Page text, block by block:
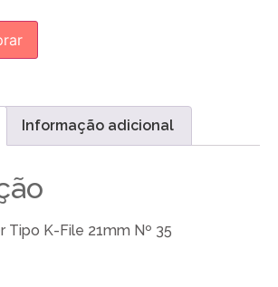
Informação adicional
Tipo K-File 21mm Nº 35